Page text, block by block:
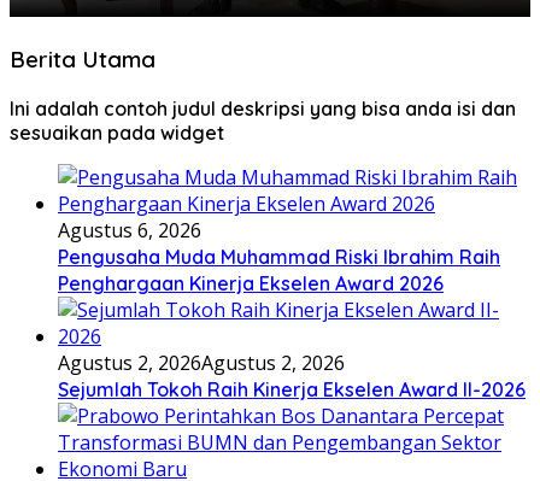
Berita Utama
Ini adalah contoh judul deskripsi yang bisa anda isi dan
sesuaikan pada widget
Agustus 6, 2026
Pengusaha Muda Muhammad Riski Ibrahim Raih
Penghargaan Kinerja Ekselen Award 2026
Agustus 2, 2026Agustus 2, 2026
Sejumlah Tokoh Raih Kinerja Ekselen Award II-2026